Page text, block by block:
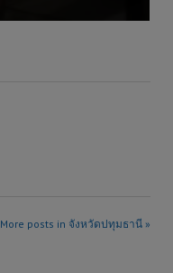
More posts in จังหวัดปทุมธานี »